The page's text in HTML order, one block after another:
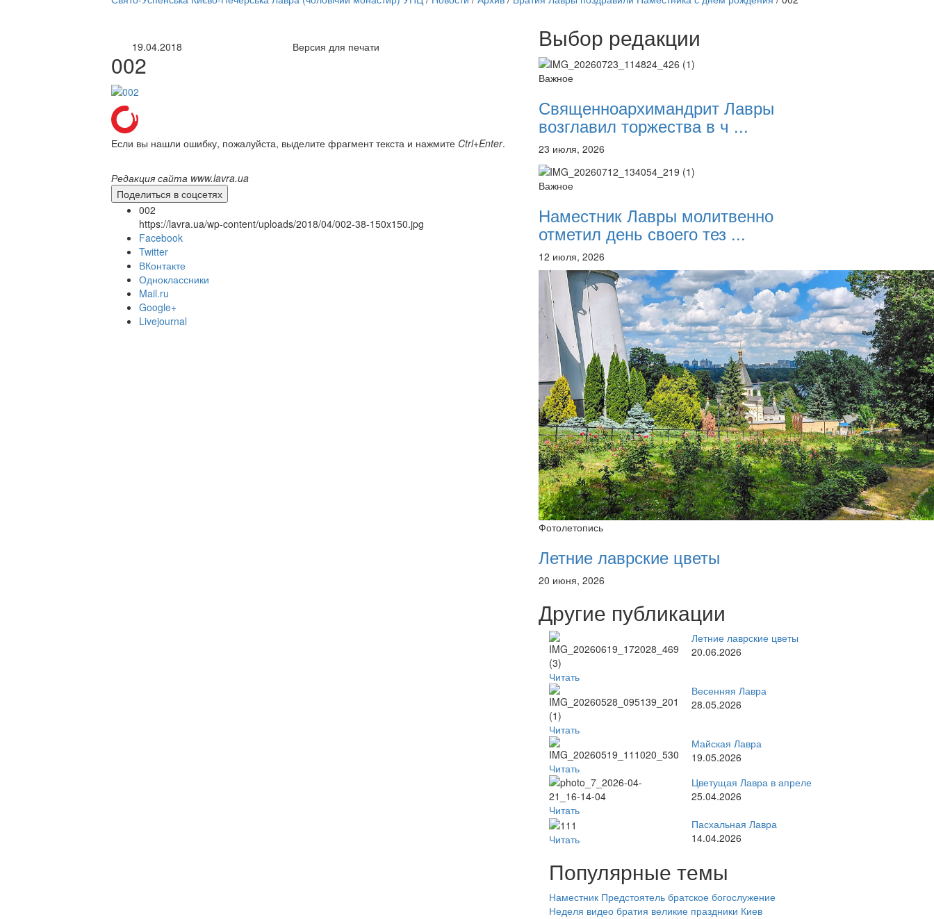
12 сентября 2015Название трансляции
12 сентября 2015
12 сентября 2015Название трансляции
12 сентября 2015Название трансляции
12 сентября 2015Название трансляции
12 сентября 2015Название трансляции
12 сентября 2015
Перейти к архиву
19.04.2018 Версия для печати
002
Если вы нашли ошибку, пожалуйста, выделите фрагмент текста и нажмите Ctrl+Enter.
Редакция сайта www.lavra.ua
Поделиться в соцсетях
002
https://lavra.ua/wp-content/uploads/2018/04/002-38-150x150.jpg
Facebook
Twitter
ВКонтакте
Одноклассники
Mail.ru
Google+
Livejournal
Выбор редакции
Важное
Священноархимандрит Лавры
возглавил торжества в ч ...
23 июля, 2026
Важное
Наместник Лавры молитвенно
отметил день своего тез ...
12 июля, 2026
Фотолетопись
Летние лаврские цветы
20 июня, 2026
Другие публикации
Читать
Летние лаврские цветы
20.06.2026
Читать
Весенняя Лавра
28.05.2026
Читать
Майская Лавра
19.05.2026
Читать
Цветущая Лавра в апреле
25.04.2026
Читать
Пасхальная Лавра
14.04.2026
Популярные темы
Наместник Предстоятель братское богослужение
Неделя видео братия великие праздники Киев